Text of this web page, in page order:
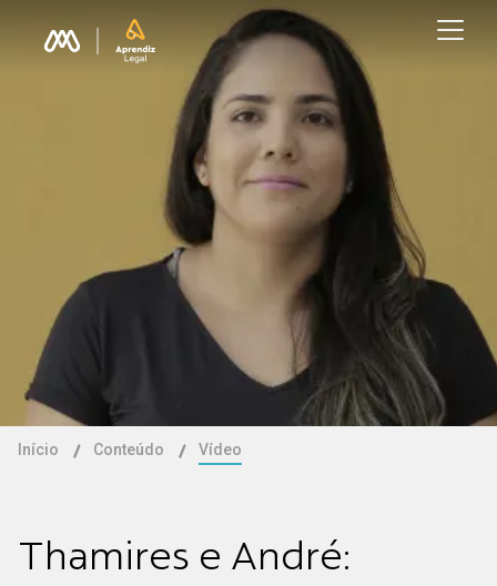
Início Conteúdo Vídeo
Thamires e André: